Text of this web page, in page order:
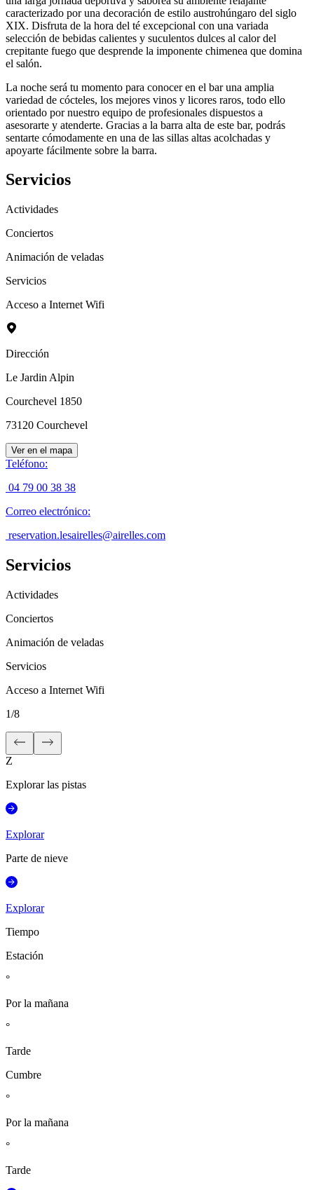
caracterizado por una decoración de estilo austrohúngaro del siglo
XIX. Disfruta de la hora del té excepcional con una variada
selección de bebidas calientes y suculentos dulces al calor del
crepitante fuego que desprende la imponente chimenea que domina
el salón.
La noche será tu momento para conocer en el bar una amplia
variedad de cócteles, los mejores vinos y licores raros, todo ello
orientado por nuestro equipo de profesionales dispuestos a
asesorarte y atenderte. Gracias a la barra alta de este bar, podrás
sentarte cómodamente en una de las sillas altas acolchadas y
apoyarte fácilmente sobre la barra.
Servicios
Actividades
Conciertos
Animación de veladas
Servicios
Acceso a Internet Wifi
Dirección
Le Jardin Alpin
Courchevel 1850
73120 Courchevel
Ver en el mapa
Teléfono:
04 79 00 38 38
Correo electrónico:
reservation.lesairelles@airelles.com
Servicios
Actividades
Conciertos
Animación de veladas
Servicios
Acceso a Internet Wifi
1/8
Z
Explorar las pistas
Explorar
Parte de nieve
Explorar
Tiempo
Estación
°
Por la mañana
°
Tarde
Cumbre
°
Por la mañana
°
Tarde